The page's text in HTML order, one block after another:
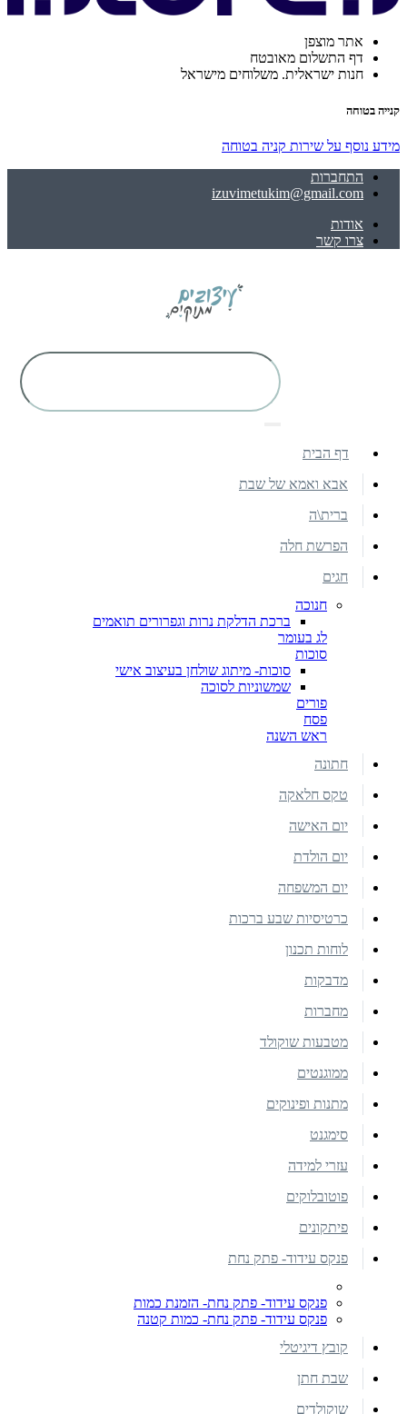
אתר מוצפן
דף התשלום מאובטח
חנות ישראלית. משלוחים מישראל
קנייה בטוחה
מידע נוסף על שירות קניה בטוחה
התחברות
izuvimetukim@gmail.com
אודות
צרו קשר
דף הבית
אבא ואמא של שבת
ברית\ה
הפרשת חלה
חגים
חנוכה
ברכת הדלקת נרות וגפרורים תואמים
לג בעומר
סוכות
סוכות- מיתוג שולחן בעיצוב אישי
שמשוניות לסוכה
פורים
פסח
ראש השנה
חתונה
טקס חלאקה
יום האישה
יום הולדת
יום המשפחה
כרטיסיות שבע ברכות
לוחות תכנון
מדבקות
מחברות
מטבעות שוקולד
ממוגנטים
מתנות ופינוקים
סימגנט
עזרי למידה
פוטובלוקים
פיתקונים
פנקס עידוד- פתק נחת
פנקס עידוד- פתק נחת- הזמנת כמות
פנקס עידוד- פתק נחת- כמות קטנה
קובץ דיגיטלי
שבת חתן
שוקולדים